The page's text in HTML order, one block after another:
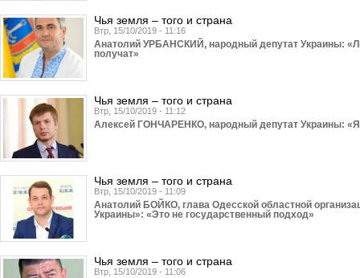
Чья земля – того и страна
Втр, 15/10/2019 - 11:16
Анатолий УРБАНСКИЙ, народный депутат Украины:
получат»
Чья земля – того и страна
Втр, 15/10/2019 - 11:12
Алексей ГОНЧАРЕНКО, народный депутат Украины: «Я
Чья земля – того и страна
Втр, 15/10/2019 - 11:09
Анатолий БОЙКО, глава Одесской областной
Украины»: «Это не государственный подход»
Чья земля – того и страна
Втр, 15/10/2019 - 11:06